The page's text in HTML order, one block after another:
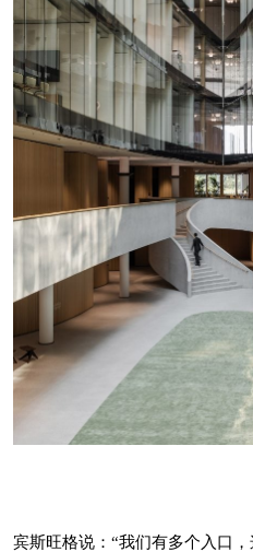
宾斯旺格说：“我们有
这意味着它对所有方面
人在后面工作，它们的
看，每一面看起来都不
宾斯旺格说：“我们有多个入口